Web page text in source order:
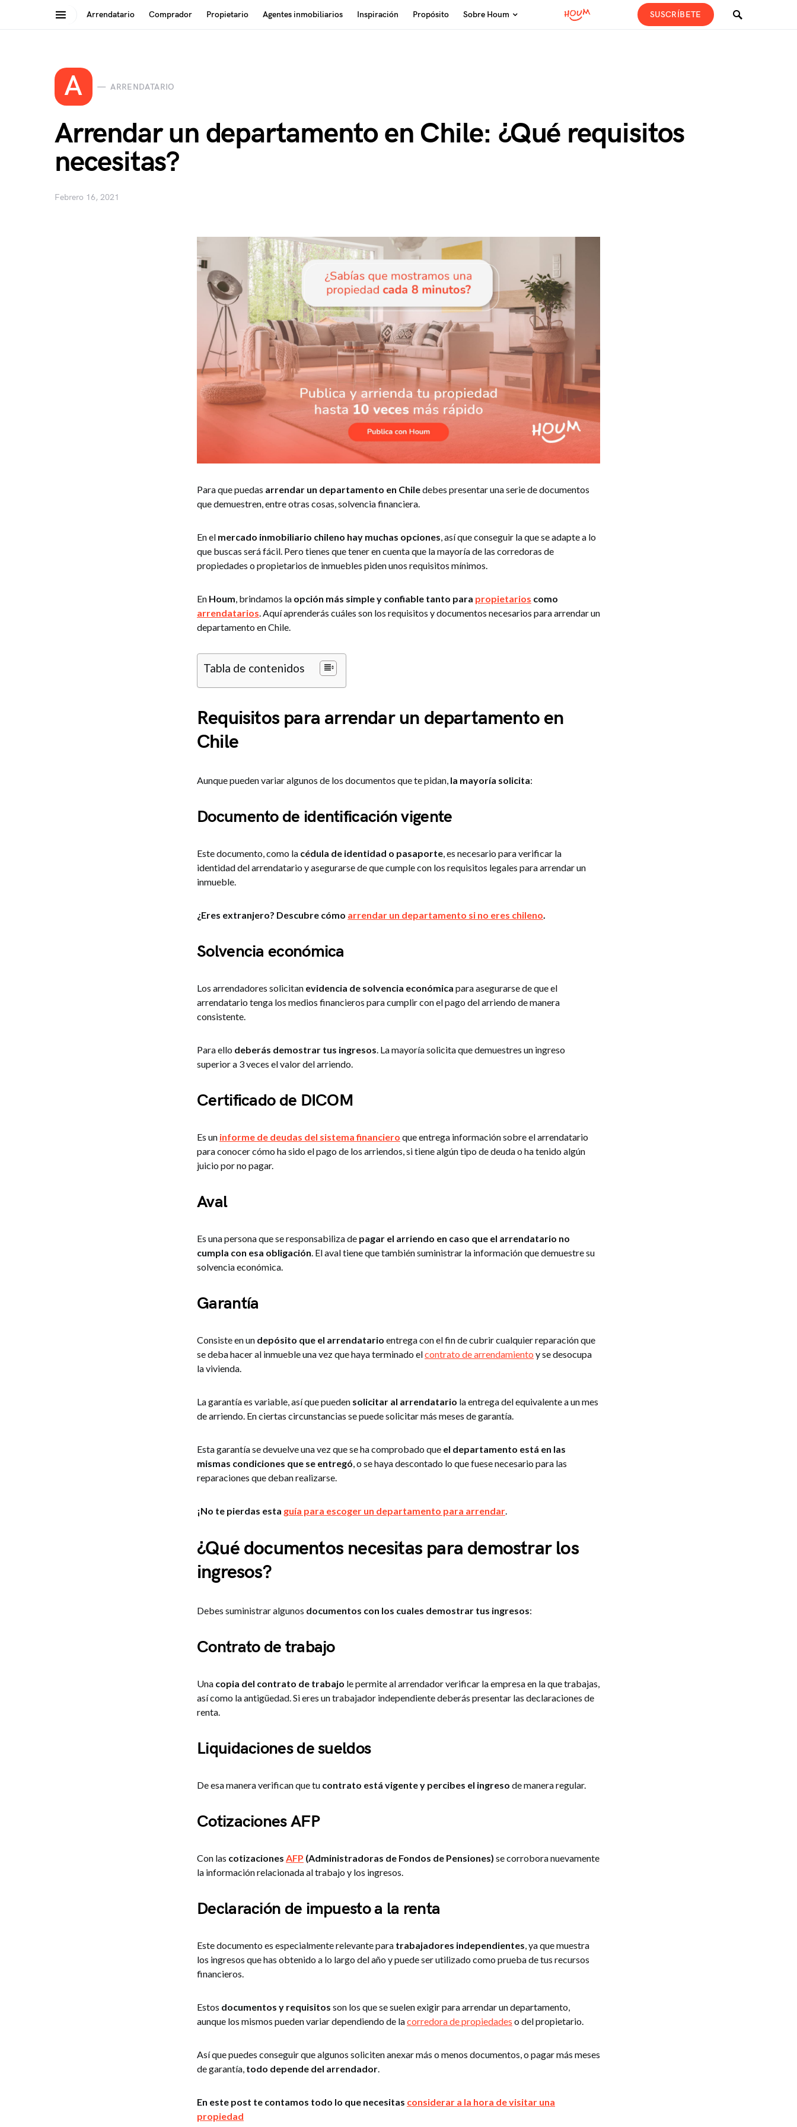
Arrendatario Comprador Propietario Agentes inmobiliarios Inspiración Propósito Sobre Houm SUSCRÍBETE
Search for:
A ARRENDATARIO
Arrendar un departamento en Chile: ¿Qué requisitos
necesitas?
Febrero 16, 2021
Para que puedas arrendar un departamento en Chiledebes presentar una serie de documentos
que demuestren, entre otras cosas, solvencia financiera.
En el mercado inmobiliario chileno hay muchas opciones, así que conseguir la que se adapte a lo
que buscas será fácil. Pero tienes que tener en cuenta que la mayoría de las corredoras de
propiedades o propietarios de inmuebles piden unos requisitos mínimos.
En Houm, brindamos la opción más simple y confiable tanto para propietarios como
arrendatarios. Aquí aprenderás cuáles son los requisitos y documentos necesarios para arrendar un
departamento en Chile.
Tabla de contenidos
Requisitos para arrendar un departamento en
Chile
Aunque pueden variar algunos de los documentos que te pidan, la mayoría solicita:
Documento de identificación vigente
Este documento, como la cédula de identidad o pasaporte, es necesario para verificar la
identidad del arrendatario y asegurarse de que cumple con los requisitos legales para arrendar un
inmueble.
¿Eres extranjero? Descubre cómo arrendar un departamento si no eres chileno.
Solvencia económica
Los arrendadores solicitan evidencia de solvencia económica para asegurarse de que el
arrendatario tenga los medios financieros para cumplir con el pago del arriendo de manera
consistente.
Para ello deberás demostrar tus ingresos. La mayoría solicita que demuestres un ingreso
superior a 3 veces el valor del arriendo.
Certificado de DICOM
Es un informe de deudas del sistema financiero que entrega información sobre el arrendatario
para conocer cómo ha sido el pago de los arriendos, si tiene algún tipo de deuda o ha tenido algún
juicio por no pagar.
Aval
Es una persona que se responsabiliza de pagar el arriendo en caso que el arrendatario no
cumpla con esa obligación. El aval tiene que también suministrar la información que demuestre su
solvencia económica.
Garantía
Consiste en un depósito que el arrendatario entrega con el fin de cubrir cualquier reparación que
se deba hacer al inmueble una vez que haya terminado elcontrato de arrendamiento y se desocupa
la vivienda.
La garantía es variable, así que pueden solicitar al arrendatario la entrega del equivalente a un mes
de arriendo. En ciertas circunstancias se puede solicitar más meses de garantía.
Esta garantía se devuelve una vez que se ha comprobado que el departamento está en las
mismas condiciones que se entregó, o se haya descontado lo que fuese necesario para las
reparaciones que deban realizarse.
¡No te pierdas esta guía para escoger un departamento para arrendar.
¿Qué documentos necesitas para demostrar los
ingresos?
Debes suministrar algunos documentos con los cuales demostrar tus ingresos:
Contrato de trabajo
Una copia del contrato de trabajo le permite al arrendador verificar la empresa en la que trabajas,
así como la antigüedad. Si eres un trabajador independiente deberás presentar las declaraciones de
renta.
Liquidaciones de sueldos
De esa manera verifican que tu contrato está vigente y percibes el ingreso de manera regular.
Cotizaciones AFP
Con las cotizaciones AFP (Administradoras de Fondos de Pensiones) se corrobora nuevamente
la información relacionada al trabajo y los ingresos.
Declaración de impuesto a la renta
Este documento es especialmente relevante para trabajadores independientes, ya que muestra
los ingresos que has obtenido a lo largo del año y puede ser utilizado como prueba de tus recursos
financieros.
Estos documentos y requisitos son los que se suelen exigir para arrendar un departamento,
aunque los mismos pueden variar dependiendo de lacorredora de propiedades o del propietario.
Así que puedes conseguir que algunos soliciten anexar más o menos documentos, o pagar más meses
de garantía, todo depende del arrendador.
En este post te contamos todo lo que necesitas considerar a la hora de visitar una
propiedad